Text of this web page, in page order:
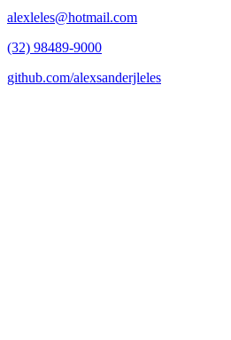
alexleles@hotmail.com
(32) 98489-9000
github.com/alexsanderjleles